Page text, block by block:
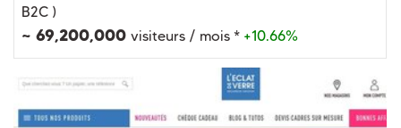
B2C )
~ 69,200,000 visiteurs / mois * +10.66%